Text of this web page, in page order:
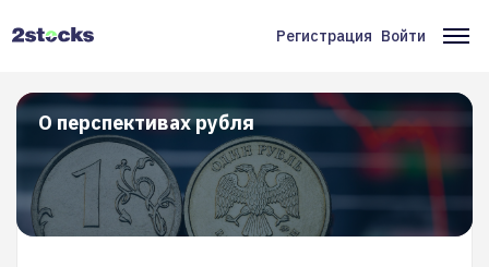
Меню
учётной
записи
пользователя
Регистрация Войти
О перспективах рубля